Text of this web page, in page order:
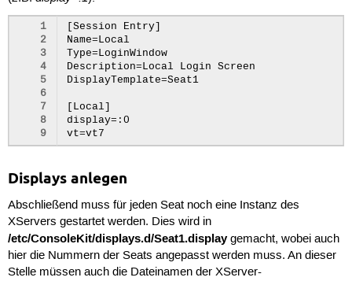
1
2
3
4
5
6
7
8
9
[Session Entry]
Name=Local
Type=LoginWindow
Description=Local Login Screen
DisplayTemplate=Seat1
[Local]
display=:0
Displays anlegen
Abschließend muss für jeden Seat noch eine Instanz des
XServers gestartet werden. Dies wird in
/etc/ConsoleKit/displays.d/Seat1.displaygemacht, wobei auch
hier die Nummern der Seats angepasst werden muss. An dieser
Stelle müssen auch die Dateinamen der XServer-